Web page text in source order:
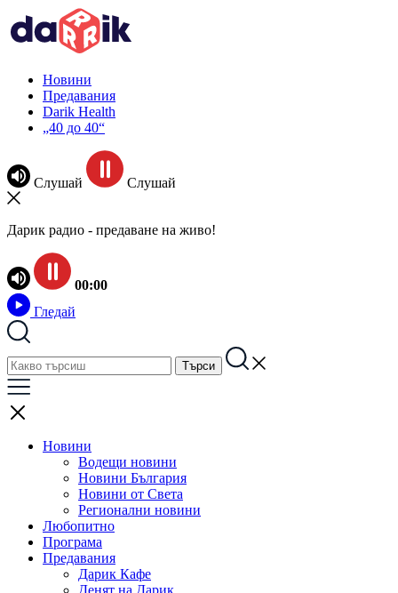
Новини
Предавания
Darik Health
„40 до 40“
Слушай Слушай
Дарик радио - предаване на живо!
00:00
Гледай
Новини
Водещи новини
Новини България
Новини от Света
Регионални новини
Любопитно
Програма
Предавания
Дарик Кафе
Денят на Дарик